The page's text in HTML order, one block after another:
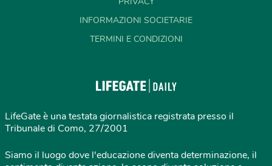
INFORMAZIONI SOCIETARIE
TERMINI E CONDIZIONI
LifeGate è una testata giornalistica registrata presso il
Tribunale di Como, 27/2001
Siamo il luogo dove l'educazione diventa determinazione, il